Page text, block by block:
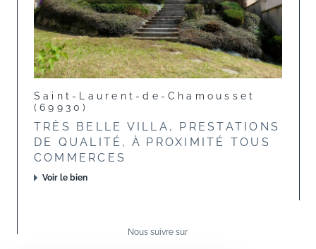
Saint-Laurent-de-Chamousset
(69930)
TRÈS BELLE VILLA, PRESTATIONS
DE QUALITÉ, À PROXIMITÉ TOUS
COMMERCES
Voir le bien
Nous suivre sur